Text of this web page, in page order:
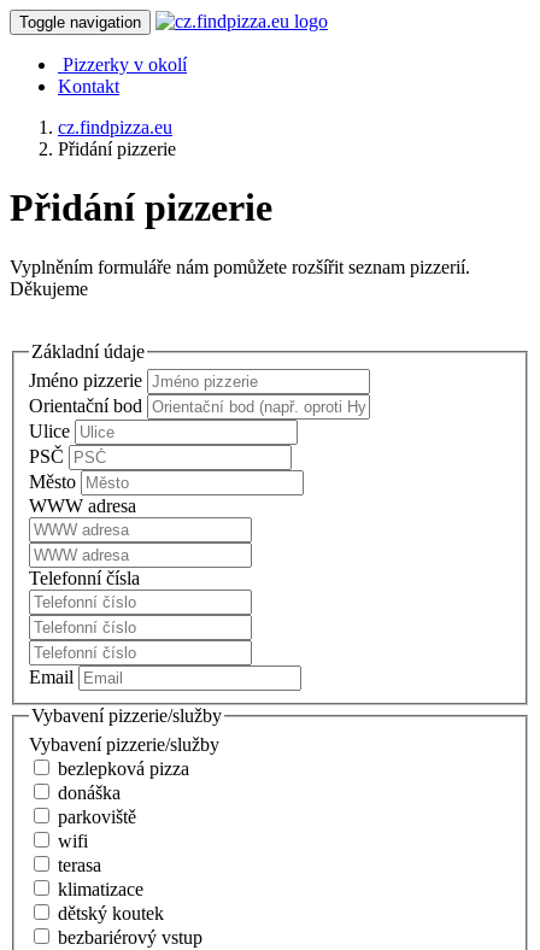
Toggle navigation
Pizzerky v okolí
Kontakt
cz.findpizza.eu
Přidání pizzerie
Přidání pizzerie
Vyplněním formuláře nám pomůžete rozšířit seznam pizzerií.
Děkujeme
Základní údaje
Jméno pizzerie
Orientační bod
Ulice
PSČ
Město
WWW adresa
Telefonní čísla
Email
Vybavení pizzerie/služby
Vybavení pizzerie/služby
bezlepková pizza
donáška
parkoviště
wifi
terasa
klimatizace
dětský koutek
bezbariérový vstup